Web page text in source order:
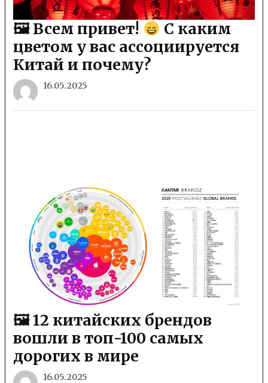
🖼 Всем привет!
С каким
цветом у вас ассоциируется
Китай и почему?
16.05.2025
🖼 12 китайских брендов
вошли в топ-100 самых
дорогих в мире
16.05.2025